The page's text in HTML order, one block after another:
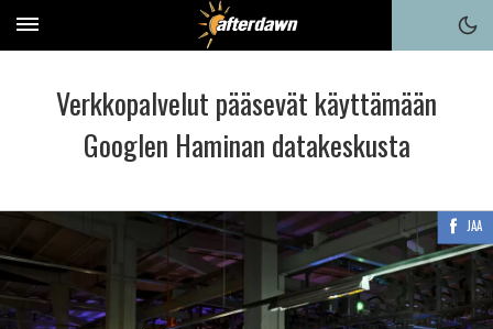
Verkkopalvelut pääsevät käyttämään
Googlen Haminan datakeskusta
JAA